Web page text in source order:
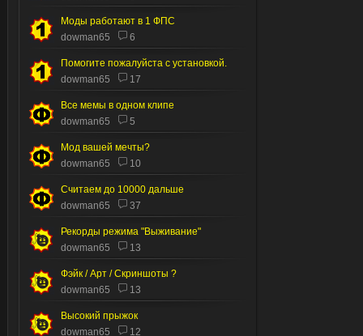
Моды работают в 1 ФПС
dowman65
6
Помогите пожалуйста с установкой.
dowman65
17
Все мемы в одном клипе
dowman65
5
Мод вашей мечты?
dowman65
10
Считаем до 10000 дальше
dowman65
37
Рекорды режима "Выживание"
dowman65
13
Фэйк / Арт / Скриншоты ?
dowman65
13
Высокий прыжок
dowman65
12